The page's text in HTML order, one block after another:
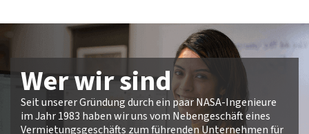
Wer wir sind
Seit unserer Gründung durch ein paar NASA-Ingenieure
im Jahr 1983 haben wir uns vom Nebengeschäft eines
Vermietungsgeschäfts zum führenden Unternehmen für